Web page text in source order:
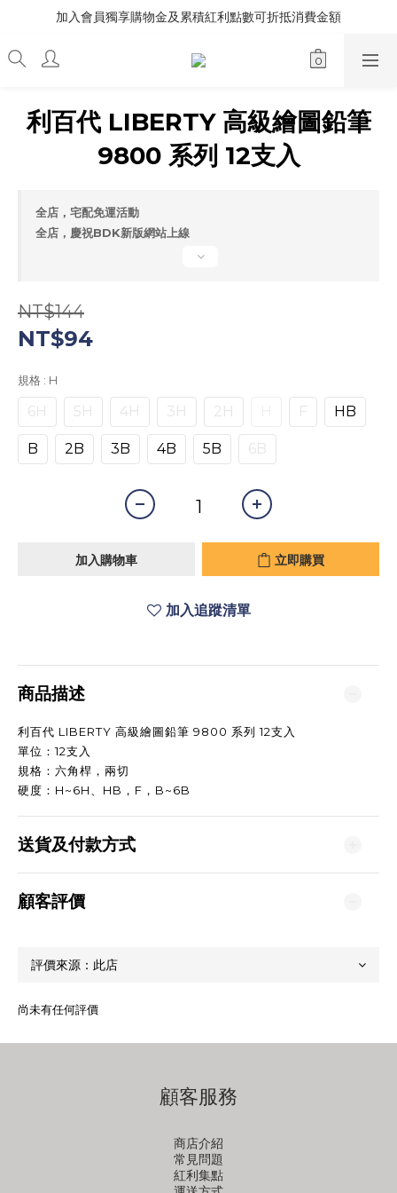
加入會員獨享購物金及累積紅利點數可折抵消費金額
利百代 LIBERTY 高級繪圖鉛筆
9800 系列 12支入
全店，宅配免運活動
全店，慶祝BDK新版網站上線
NT$144
NT$94
規格 : H
6H 5H 4H 3H 2H F HB
B 2B 3B 4B 5B 6B
加入購物車 立即購買
加入追蹤清單
商品描述
利百代 LIBERTY 高級繪圖鉛筆 9800 系列 12支入
單位：12支入
規格：六角桿，兩切
硬度：H~6H、HB，F，B~6B
送貨及付款方式
顧客評價
尚未有任何評價
顧客服務
商店介紹
常見問題
紅利集點